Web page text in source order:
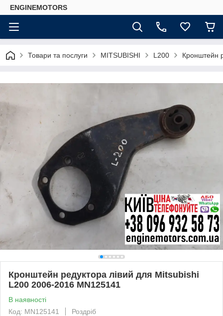
ENGINEMOTORS
Товари та послуги MITSUBISHI L200 Кронштейн
Кронштейн редуктора лівий для Mitsubishi
L200 2006-2016 MN125141
В наявності
Код: MN125141
Роздріб